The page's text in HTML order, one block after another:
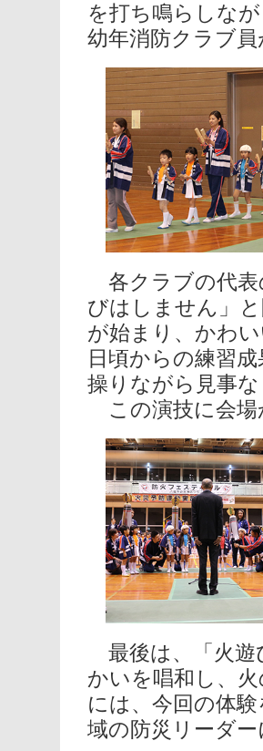
を打ち鳴らしな
幼年消防クラブ
各クラブの代表
びはしません」
が始まり、かわ
日頃からの練習
操りながら見事
この演技に会場
最後は、「火遊
かいを唱和し、
には、今回の体
域の防災リーダ